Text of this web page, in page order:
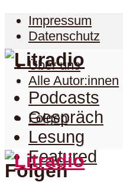
Impressum
Datenschutz
Über uns
Alle Autor:innen
Folgen
Folgen
Podcasts
Gespräch
Lesung
Featured